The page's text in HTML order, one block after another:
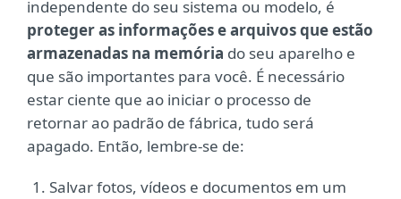
independente do seu sistema ou modelo, é
proteger as informações e arquivos que estão
armazenadas na memória do seu aparelho e
que são importantes para você. É necessário
estar ciente que ao iniciar o processo de
retornar ao padrão de fábrica, tudo será
apagado. Então, lembre-se de:
Salvar fotos, vídeos e documentos em um